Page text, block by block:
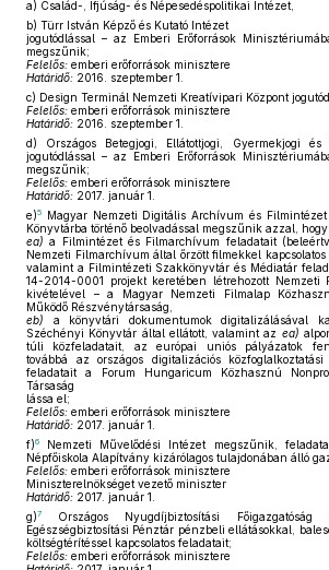
a) Család-, Ifjúság- és Népesedéspolitikai Intézet,
b) Türr István Képző és Kutató Intézet
jogutódlással – az Emberi Erőforrások
megszűnik;
Felelős: emberi erőforrások minisztere
Határidő: 2016. szeptember 1.
c) Design Terminál Nemzeti Kreatívipari Központ
Felelős: emberi erőforrások minisztere
Határidő: 2016. szeptember 1.
d) Országos Betegjogi, Ellátottjogi, Gyermekjogi és
jogutódlással – az Emberi Erőforrások
megszűnik;
Felelős: emberi erőforrások minisztere
Határidő: 2017. január 1.
e)5
Magyar Nemzeti Digitális Archívum és
Könyvtárba történő beolvadással megszűnik azzal, hogy
ea) a Filmintézet és Filmarchívum feladatait
Nemzeti Filmarchívum által őrzött filmekkel
valamint a Filmintézeti Szakkönyvtár és Médiatár
14-2014-0001 projekt keretében létrehozott Nemzeti
kivételével – a Magyar Nemzeti Filmalap
Működő Részvénytársaság,
eb) a könyvtári dokumentumok digitalizálásával
Széchényi Könyvtár által ellátott, valamint az ea)
túli közfeladatait, az európai uniós pályázatok
továbbá az országos digitalizációs közfoglalkoztatási
feladatait a Forum Hungaricum Közhasznú
Társaság
lássa el;
Felelős: emberi erőforrások minisztere
Határidő: 2017. január 1.
f)6
Nemzeti Művelődési Intézet megszűnik,
Népfőiskola Alapítvány kizárólagos tulajdonában álló
Felelős: emberi erőforrások minisztere
Miniszterelnökséget vezető miniszter
Határidő: 2017. január 1.
g)7
Országos Nyugdíjbiztosítási
Egészségbiztosítási Pénztár pénzbeli ellátásokkal,
költségtérítéssel kapcsolatos feladatait;
Felelős: emberi erőforrások minisztere